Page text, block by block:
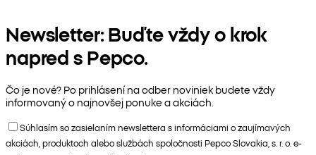
Newsletter: Buďte vždy o krok
napred s Pepco.
Čo je nové? Po prihlásení na odber noviniek budete vždy
informovaný o najnovšej ponuke a akciách.
Súhlasím so zasielaním newslettera s informáciami o zaujímavých
akciách, produktoch alebo službách spoločnosti Pepco Slovakia, s. r. o. e-